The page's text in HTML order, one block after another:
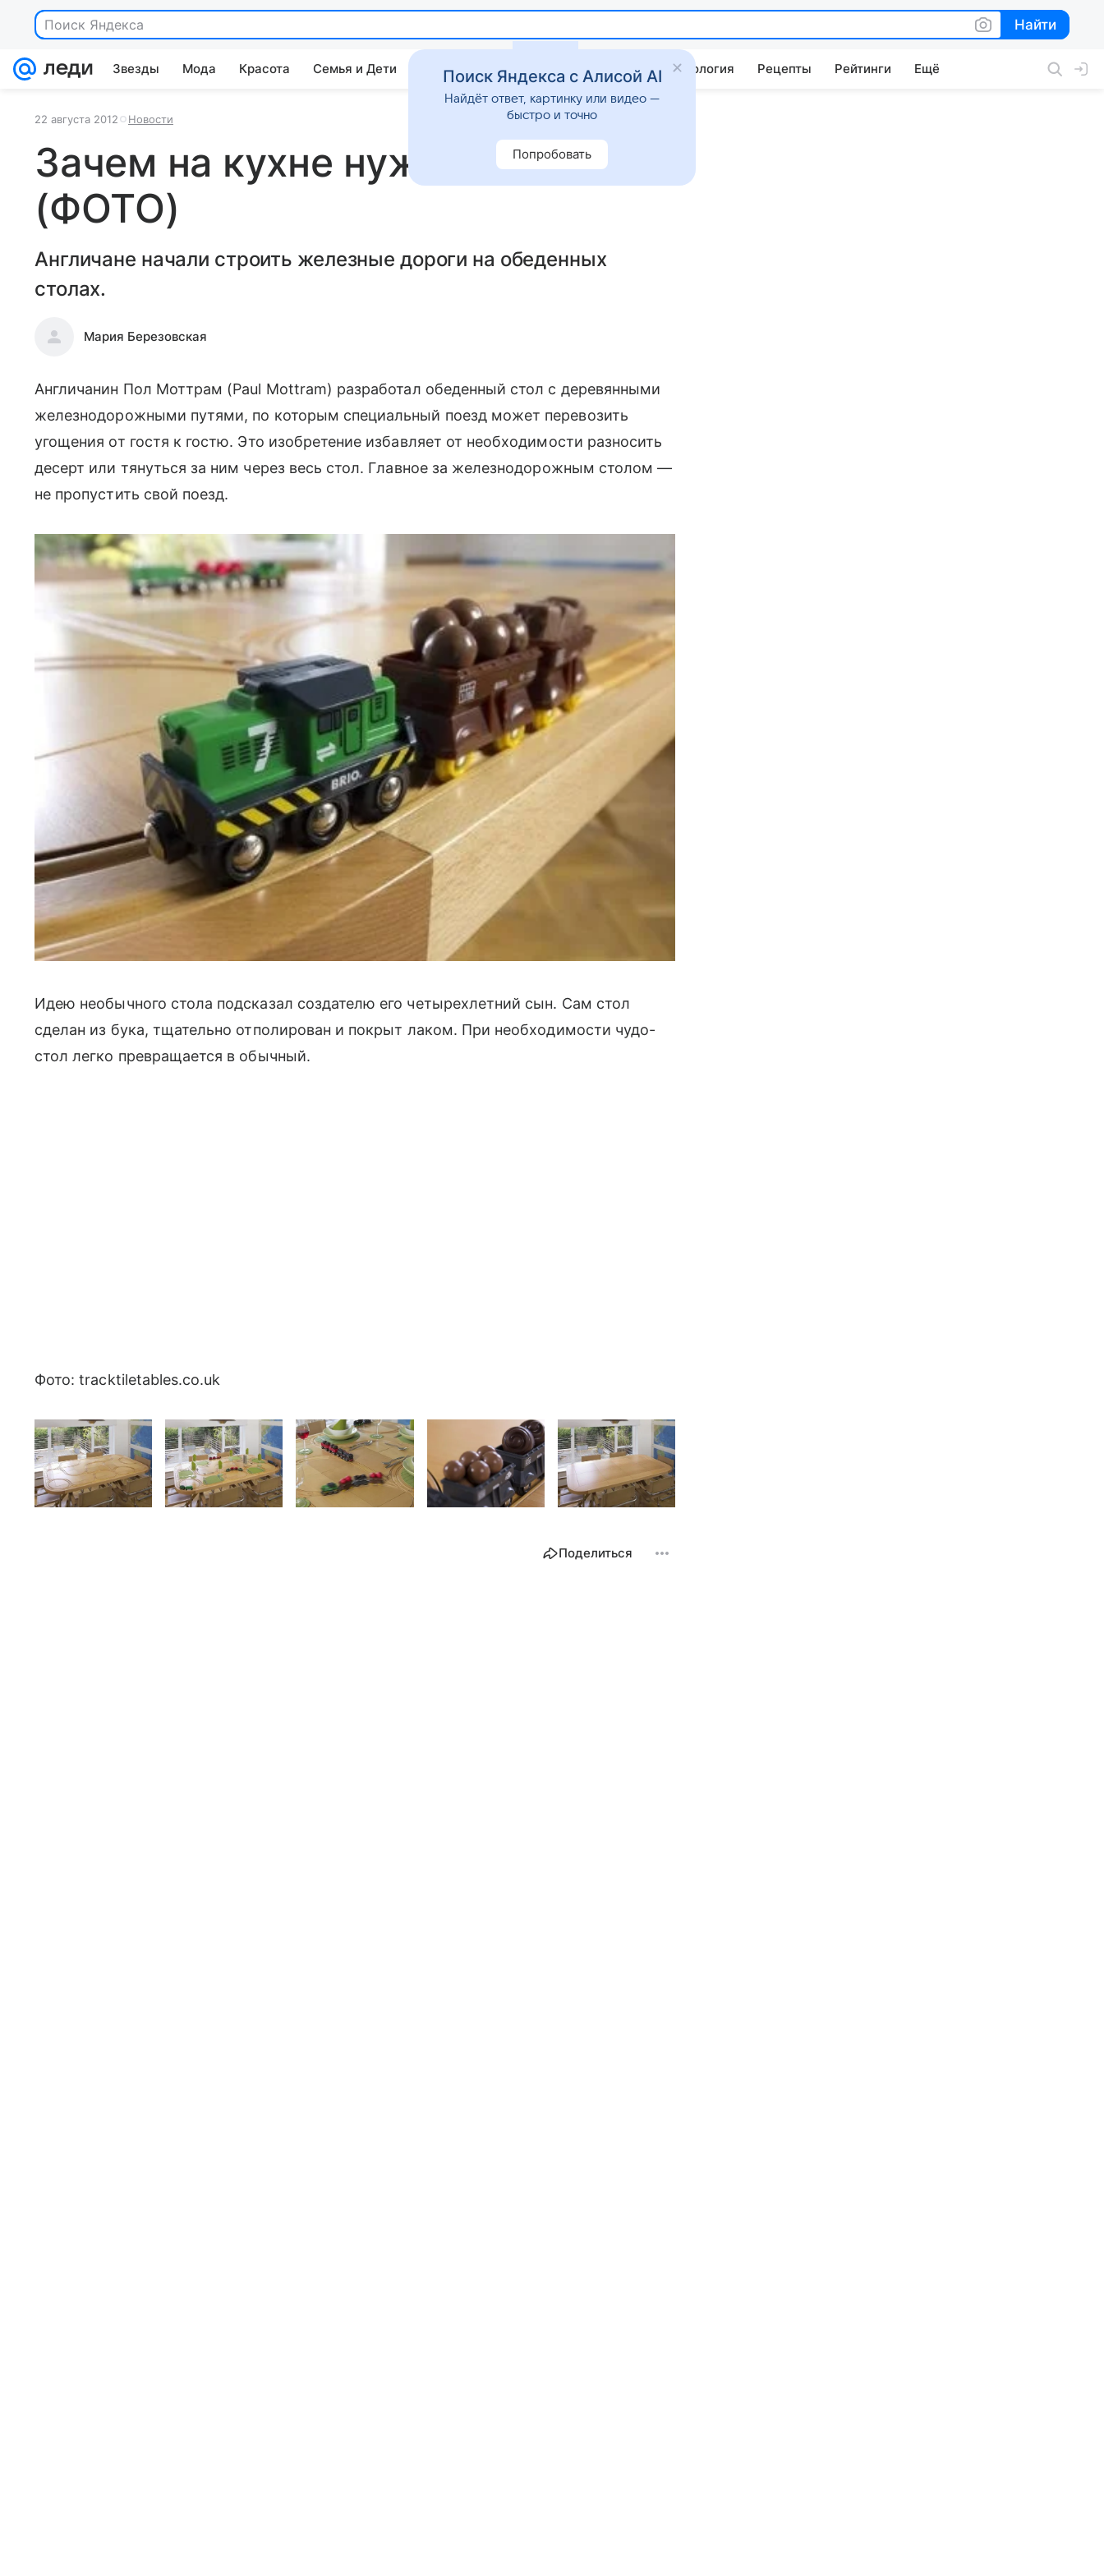
Поиск Яндекса Найти
Найти
Звезды Мода Красота Семья и Дети Дом Гороскопы Стиль жизни Психология Рецепты Рейтинги Ещё
22 августа 2012 Новости
Зачем на кухне нужен поезд
(ФОТО)
Англичане начали строить железные дороги на обеденных
столах.
Мария Березовская
Англичанин Пол Моттрам (Paul Mottram) разработал обеденный стол с деревянными
железнодорожными путями, по которым специальный поезд может перевозить
угощения от гостя к гостю. Это изобретение избавляет от необходимости разносить
десерт или тянуться за ним через весь стол. Главное за железнодорожным столом —
не пропустить свой поезд.
Идею необычного стола подсказал создателю его четырехлетний сын. Сам стол
сделан из бука, тщательно отполирован и покрыт лаком. При необходимости чудо-
стол легко превращается в обычный.
Фото: tracktiletables.co.uk
Поделиться
Поиск Яндекса с Алисой AI
Найдёт ответ, картинку или видео —
быстро и точно
Попробовать